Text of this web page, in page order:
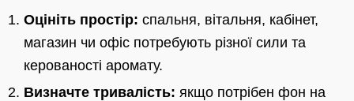
Оцініть простір: спальня, вітальня, кабінет,
магазин чи офіс потребують різної сили та
керованості аромату.
Визначте тривалість: якщо потрібен фон на